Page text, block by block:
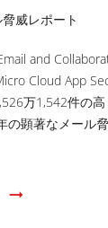
威レポート
and
Cloud App
万1,542件の
の顕著なメール